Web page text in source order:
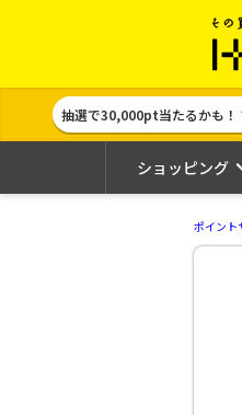
抽選で30,000pt当たるかも！
ショッピング
ポイント